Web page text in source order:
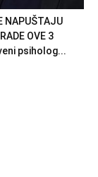
NAPUŠTAJU
OVE 3
psiholog...